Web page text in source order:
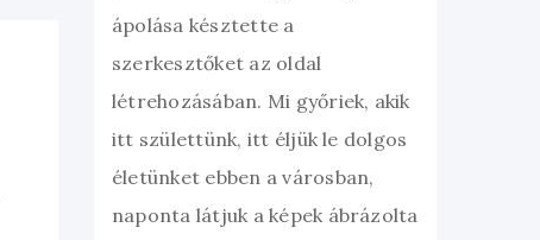
ápolása késztette a
szerkesztőket az oldal
létrehozásában. Mi győriek, akik
itt születtünk, itt éljük le dolgos
életünket ebben a városban,
naponta látjuk a képek ábrázolta